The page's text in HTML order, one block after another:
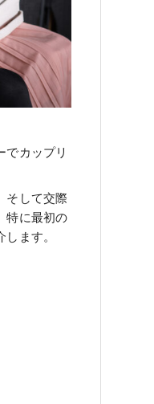
でカップリ
そして交際
特に最初の
ます。